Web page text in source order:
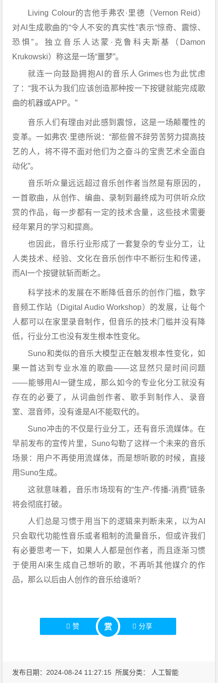
Living Colour的吉他手弗农·里德（Vernon Reid）
对AI生成歌曲的“令人不安的真实性”表示“惊奇、震惊、
恐惧”。独立音乐人达蒙·克鲁科夫斯基（Damon
Krukowski）称这是一场“噩梦”。
就连一向鼓励拥抱AI的音乐人Grimes也为此忧虑
了：“我不认为我们应该创造那种按一下按键就能完成歌
曲的机器或APP。”
音乐人们有理由对此感到震惊，这是一场颠覆性的
变革。一如弗农·里德所说：“那些曾不辞劳苦努力提高技
艺的人，将不得不面对他们为之奋斗的宝贵艺术全面自
动化”。
音乐听众量远远超过音乐创作者当然是有原因的，
一首歌曲，从创作、编曲、录制到最终成为可供听众欣
赏的作品，每一步都有一定的技术含量，这些技术需要
经年累月的学习和提高。
也因此，音乐行业形成了一套复杂的专业分工，让
人类技术、经验、文化在音乐创作中不断衍生和传递，
而AI一个按键就斩而断之。
科学技术的发展在不断降低音乐的创作门槛，数字
音频工作站（Digital Audio Workshop）的发展，让每个
人都可以在家里录音制作，但音乐的技术门槛并没有降
低，行业分工也没有发生根本性变化。
Suno和类似的音乐大模型正在触发根本性变化，如
果一首达到专业水准的歌曲——这显然只是时间问题
——能够用AI一键生成，那么如今的专业化分工就没有
存在的必要了，从词曲创作者、歌手到制作人、录音
室、混音师，没有谁是AI不能取代的。
Suno冲击的不仅是行业分工，还有音乐流媒体。在
早前发布的宣传片里，Suno勾勒了这样一个未来的音乐
场景：用户不再使用流媒体，而是想听歌的时候，直接
用Suno生成。
这就意味着，音乐市场现有的“生产-传播-消费”链条
将会彻底打破。
人们总是习惯于用当下的逻辑来判断未来，以为AI
只会取代功能性音乐或者粗制的流量音乐，但或许我们
有必要思考一下，如果人人都是创作者，而且逐渐习惯
于使用AI来生成自己想听的歌，不再听其他媒介的作
品，那么以后由人创作的音乐给谁听？
赞 赏 分享
发布日期：2024-08-24 11:27:15 所属分类： 人工智能